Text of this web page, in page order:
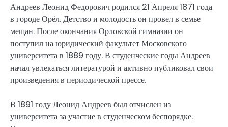
Андреев Леонид Федорович родился 21 Апреля 1871 года
в городе Орёл. Детство и молодость он провел в семье
мещан. После окончания Орловской гимназии он
поступил на юридический факультет Московского
университета в 1889 году. В студенческие годы Андреев
начал увлекаться литературой и активно публиковал свои
произведения в периодической прессе.
В 1891 году Леонид Андреев был отчислен из
университета за участие в студенческом беспорядке.